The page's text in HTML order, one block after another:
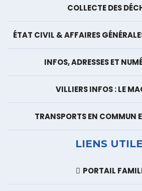
COLLECTE DES
ÉTAT CIVIL & AFFAIRES
INFOS, ADRESSES ET
VILLIERS INFOS : LE
TRANSPORTS EN COMMUN
LIENS
PORTAIL